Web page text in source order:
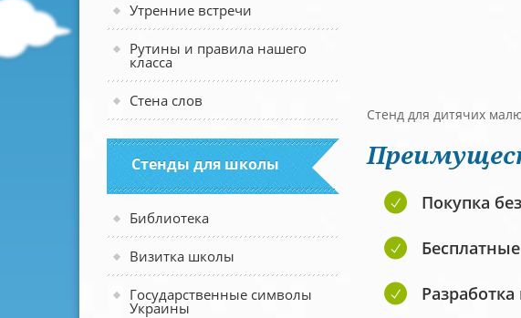
Утренние встречи
Рутины и правила нашего
класса
Стена слов
Стенды для школы
Библиотека
Визитка школы
Государственные символы
Украины
Стенд для дитячих
Покупка